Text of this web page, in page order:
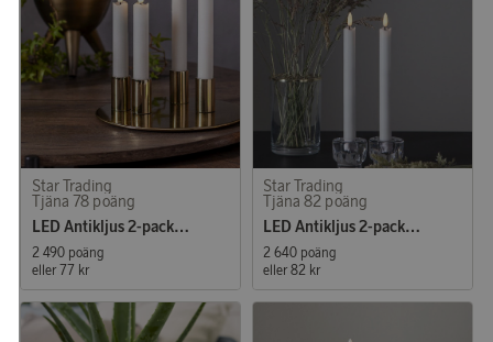
Star Trading
Tjäna 78 poäng
LED Antikljus 2-pack Flamme Rustic 15 cm
2 490 poäng
eller 77 kr
Star Trading
Tjäna 82 poäng
LED Antikljus 2-pack Flamme Rustic 25 cm
2 640 poäng
eller 82 kr